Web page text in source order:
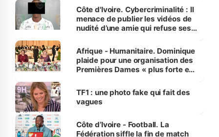
des Transports
Côte d'Ivoire. Cybercriminalité : Il
menace de publier les vidéos de
nudité d’une amie qui refuse ses
Afrique - Humanitaire. Dominique
plaide pour une organisation des
Premières Dames « plus forte et
sur la scène internationale »
TF1 : une photo fake qui fait des
vagues
Côte d’Ivoire - Football. La
Fédération siffle la fin de match